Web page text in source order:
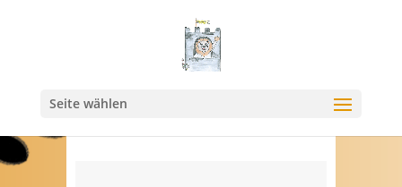
Seite wählen